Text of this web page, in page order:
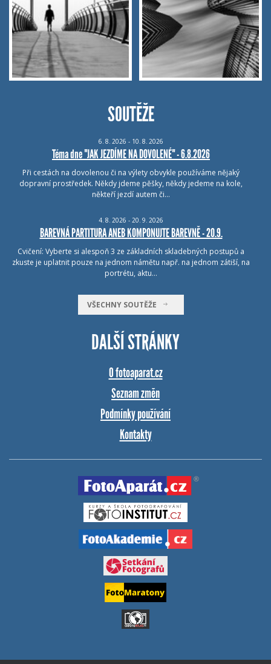
SOUTĚŽE
6. 8. 2026 - 10. 8. 2026
Téma dne "JAK JEZDÍME NA DOVOLENÉ" - 6.8.2026
Při cestách na dovolenou či na výlety obvykle používáme nějaký
dopravní prostředek. Někdy jdeme pěšky, někdy jedeme na kole,
někteří jezdí autem či…
4. 8. 2026 - 20. 9. 2026
BAREVNÁ PARTITURA ANEB KOMPONUJTE BAREVNĚ - 20.9.
Cvičení: Vyberte si alespoň 3 ze základních skladebných postupů a
zkuste je uplatnit pouze na jednom námětu např. na jednom zátiší, na
portrétu, aktu…
VŠECHNY SOUTĚŽE
DALŠÍ STRÁNKY
O fotoaparat.cz
Seznam změn
Podmínky používání
Kontakty